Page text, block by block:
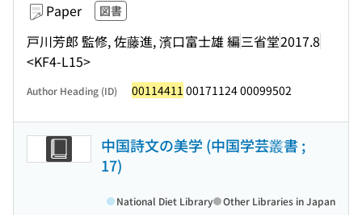
Paper 図書
戸川芳郎 監修, 佐藤進, 濱口富士雄 編三省堂2017.8
<KF4-L15>
Author Heading (ID) 00114411 00171124 00099502
中国詩文の美学 (中国学芸叢書 ;
17)
National Diet Library Other Libraries in Japan